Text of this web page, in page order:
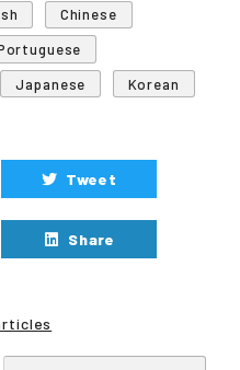
Chinese
Japanese Korean
Tweet
Share